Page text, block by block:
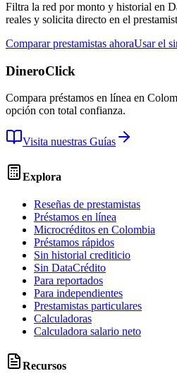
Filtra la red por monto y historial en
reales y solicita directo en el
Comparar prestamistas ahoraUsar el
DineroClick
Compara préstamos en línea en
opción con total confianza.
Visita nuestras Guías
Explora
Reseñas de prestamistas
Préstamos en línea
Microcréditos en Colombia
Préstamos rápidos
Sin historial crediticio
Sin DataCrédito
Para reportados
Para independientes
Prestamistas particulares
Calculadoras
Calculadora salario neto
Recursos